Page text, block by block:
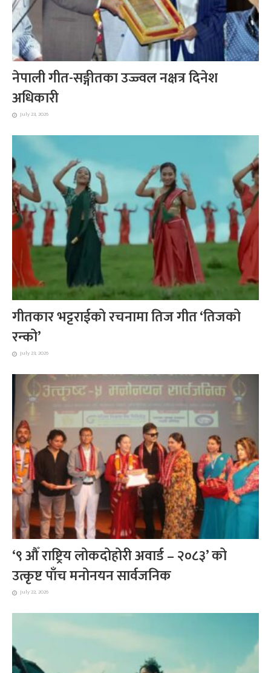
नेपाली गीत-सङ्गीतका उज्ज्वल नक्षत्र दिनेश
अधिकारी
July 23, 2026
गीतकार भट्टराईको रचनामा तिज गीत ‘तिजको
रन्को’
July 23, 2026
‘९ औँ राष्ट्रिय लोकदोहोरी अवार्ड – २०८३’ को
उत्कृष्ट पाँच मनोनयन सार्वजनिक
July 22, 2026